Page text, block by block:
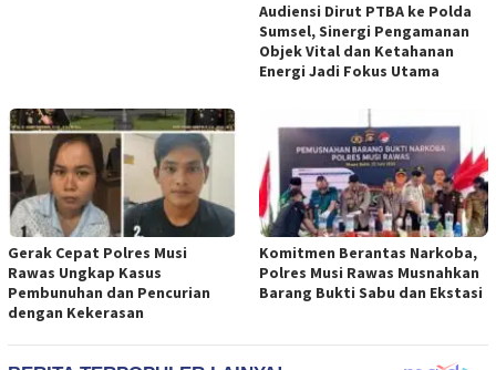
Audiensi Dirut PTBA ke Polda
Sumsel, Sinergi Pengamanan
Objek Vital dan Ketahanan
Energi Jadi Fokus Utama
Gerak Cepat Polres Musi
Rawas Ungkap Kasus
Pembunuhan dan Pencurian
dengan Kekerasan
Komitmen Berantas Narkoba,
Polres Musi Rawas Musnahkan
Barang Bukti Sabu dan Ekstasi